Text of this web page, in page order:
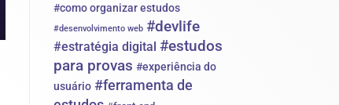
#como organizar estudos
#desenvolvimento web #devlife
#estratégia digital #estudos
para provas #experiência do
usuário #ferramenta de